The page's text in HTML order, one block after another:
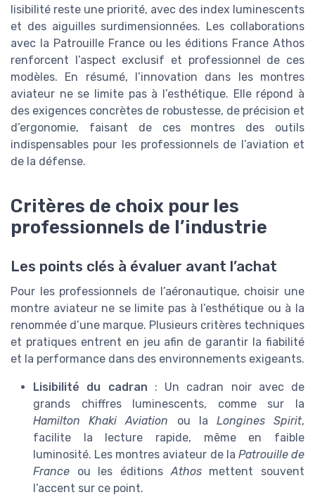
lisibilité reste une priorité, avec des index luminescents
et des aiguilles surdimensionnées. Les collaborations
avec la Patrouille France ou les éditions France Athos
renforcent l’aspect exclusif et professionnel de ces
modèles. En résumé, l’innovation dans les montres
aviateur ne se limite pas à l’esthétique. Elle répond à
des exigences concrètes de robustesse, de précision et
d’ergonomie, faisant de ces montres des outils
indispensables pour les professionnels de l’aviation et
de la défense.
Critères de choix pour les
professionnels de l’industrie
Les points clés à évaluer avant l’achat
Pour les professionnels de l’aéronautique, choisir une
montre aviateur ne se limite pas à l’esthétique ou à la
renommée d’une marque. Plusieurs critères techniques
et pratiques entrent en jeu afin de garantir la fiabilité
et la performance dans des environnements exigeants.
Lisibilité du cadran : Un cadran noir avec de
grands chiffres luminescents, comme sur la
Hamilton Khaki Aviation ou la Longines Spirit,
facilite la lecture rapide, même en faible
luminosité. Les montres aviateur de la Patrouille de
France ou les éditionsAthosmettent souvent
l’accent sur ce point.